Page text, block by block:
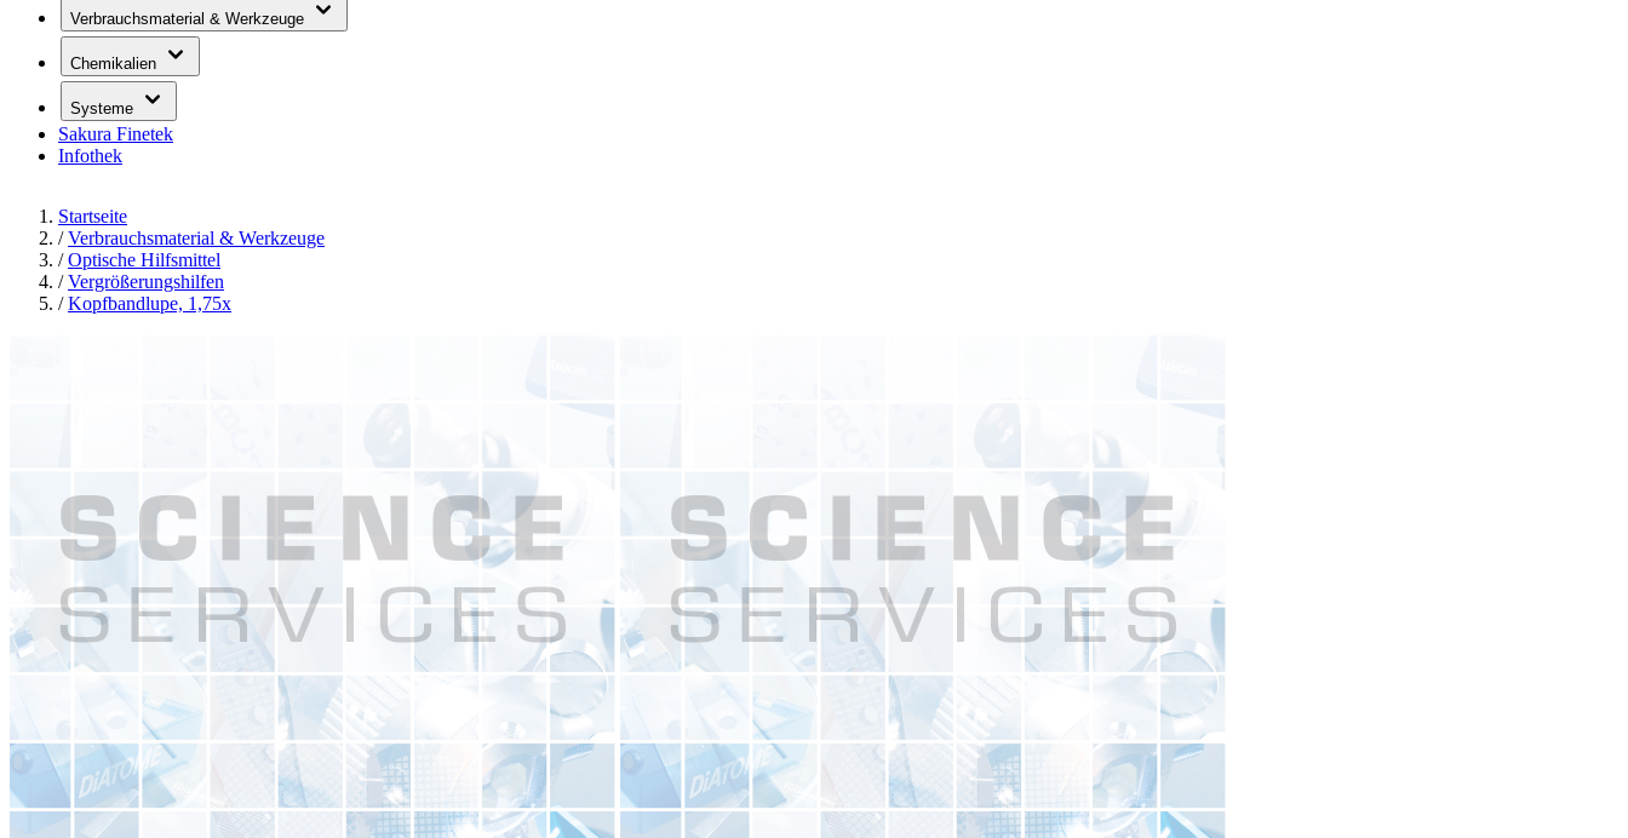
Verbrauchsmaterial & Werkzeuge
Chemikalien
Systeme
Sakura Finetek
Infothek
Startseite
/ Verbrauchsmaterial & Werkzeuge
/ Optische Hilfsmittel
/ Vergrößerungshilfen
/ Kopfbandlupe, 1,75x